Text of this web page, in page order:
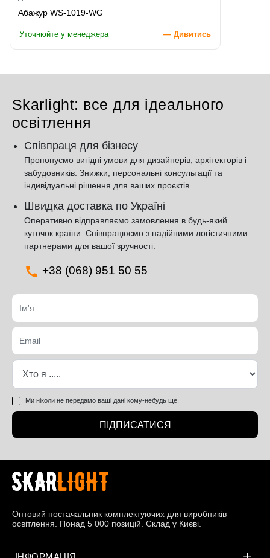
Абажур WS-1019-WG
Уточнюйте у менеджера — Дивитись
Skarlight: все для ідеального
освітлення
Співпраця для бізнесу
Пропонуємо вигідні умови для дизайнерів, архітекторів і
забудовників. Знижки, персональні консультації та
індивідуальні рішення для ваших проєктів.
Швидка доставка по Україні
Оперативно відправляємо замовлення в будь-який
куточок країни. Співпрацюємо з надійними логістичними
партнерами для вашої зручності.
+38 (068) 951 50 55
Ми ніколи не передамо ваші дані кому-небудь ще.
ПІДПИСАТИСЯ
Оптовий постачальник комплектуючих для виробників
освітлення. Понад 5 000 позицій. Склад у Києві.